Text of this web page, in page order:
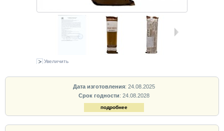
Увеличить
Дата изготовления: 24.08.2025
Срок годности: 24.08.2028
подробнее